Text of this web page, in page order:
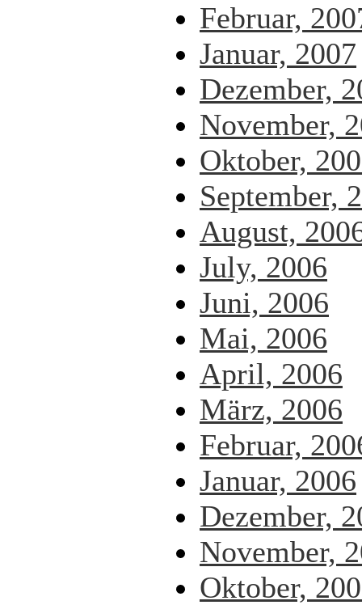
Februar,
Januar, 2007
Dezember,
November,
Oktober,
September,
August,
July, 2006
Juni, 2006
Mai, 2006
April, 2006
März, 2006
Februar,
Januar, 2006
Dezember,
November,
Oktober,